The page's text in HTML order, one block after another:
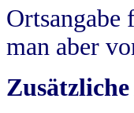
Ortsangabe
man aber